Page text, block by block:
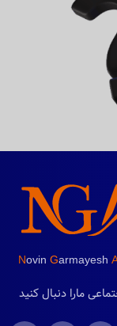
Novin Garmayesh
مارا دنبال کنید